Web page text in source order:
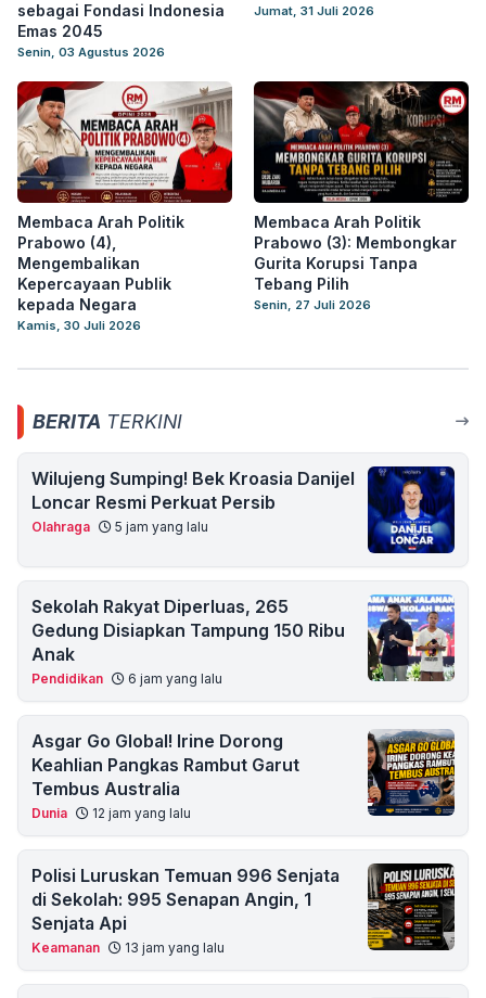
sebagai Fondasi Indonesia
Emas 2045
Senin, 03 Agustus 2026
Jumat, 31 Juli 2026
Membaca Arah Politik
Prabowo (4),
Mengembalikan
Kepercayaan Publik
kepada Negara
Kamis, 30 Juli 2026
Membaca Arah Politik
Prabowo (3): Membongkar
Gurita Korupsi Tanpa
Tebang Pilih
Senin, 27 Juli 2026
BERITA TERKINI
Wilujeng Sumping! Bek Kroasia Danijel
Loncar Resmi Perkuat Persib
Olahraga 5 jam yang lalu
Sekolah Rakyat Diperluas, 265
Gedung Disiapkan Tampung 150 Ribu
Anak
Pendidikan 6 jam yang lalu
Asgar Go Global! Irine Dorong
Keahlian Pangkas Rambut Garut
Tembus Australia
Dunia 12 jam yang lalu
Polisi Luruskan Temuan 996 Senjata
di Sekolah: 995 Senapan Angin, 1
Senjata Api
Keamanan 13 jam yang lalu